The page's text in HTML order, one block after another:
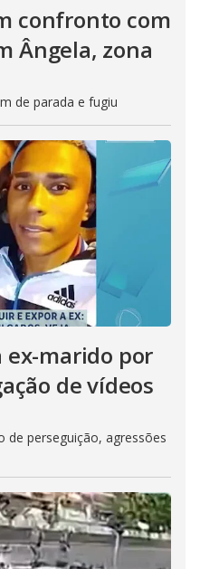
confronto com
Ângela, zona
de parada e fugiu
marido por
de vídeos
de perseguição, agressões